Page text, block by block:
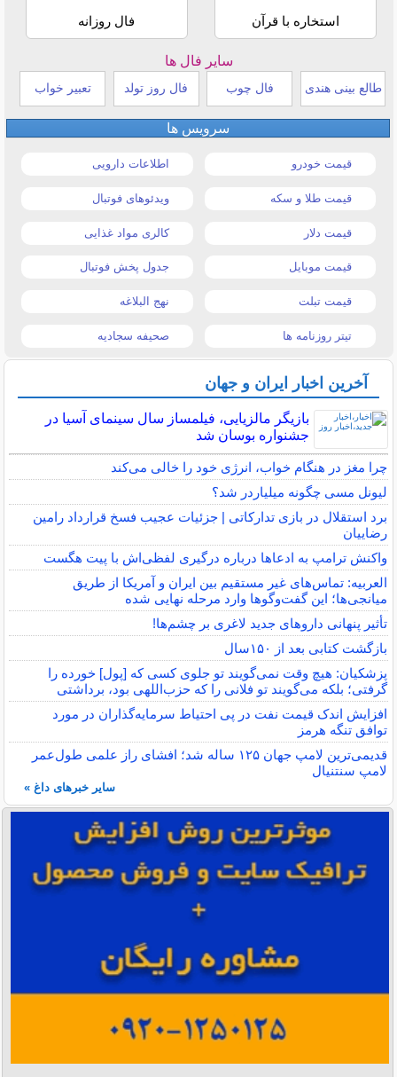
استخاره با قرآن فال روزانه
سایر فال ها
طالع بینی هندی فال چوب فال روز تولد تعبیر خواب
سرویس ها
قیمت خودرو اطلاعات دارویی
قیمت طلا و سکه ویدئوهای فوتبال
قیمت دلار کالری مواد غذایی
قیمت موبایل جدول پخش فوتبال
قیمت تبلت نهج البلاغه
تیتر روزنامه ها صحیفه سجادیه
آخرین اخبار ایران و جهان
بازیگر مالزیایی، فیلمساز سال سینمای آسیا در
جشنواره بوسان شد
چرا مغز در هنگام خواب، انرژی خود را خالی می‌کند
لیونل مسی چگونه میلیاردر شد؟
برد استقلال در بازی تدارکاتی | جزئیات عجیب فسخ قرارداد رامین
رضاییان
واکنش ترامپ به ادعاها درباره درگیری لفظی‌اش با پیت هگست
العربیه: تماس‌های غیر مستقیم بین ایران و آمریکا از طریق
میانجی‌ها؛ این گفت‌و‌گو‌ها وارد مرحله نهایی شده
تأثیر پنهانی داروهای جدید لاغری بر چشم‌ها!
بازگشت کتابی بعد از ۱۵۰سال
پزشکیان: هیچ وقت نمی‌گویند تو جلوی کسی که [پول] خورده را
گرفتی؛ بلکه می‌گویند تو فلانی را که حزب‌اللهی بود، برداشتی
افزایش اندک قیمت نفت در پی احتیاط سرمایه‌گذاران در مورد
توافق تنگه هرمز
قدیمی‌ترین لامپ جهان ۱۲۵ ساله شد؛ افشای راز علمی طول‌عمر
لامپ سنتنیال
سایر خبرهای داغ »